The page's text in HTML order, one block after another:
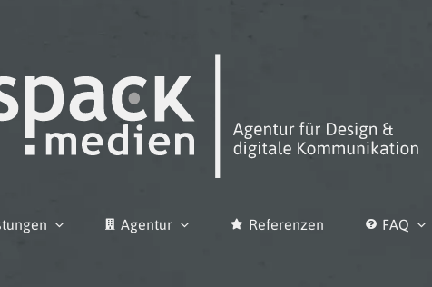
Agentur Referenzen FAQ